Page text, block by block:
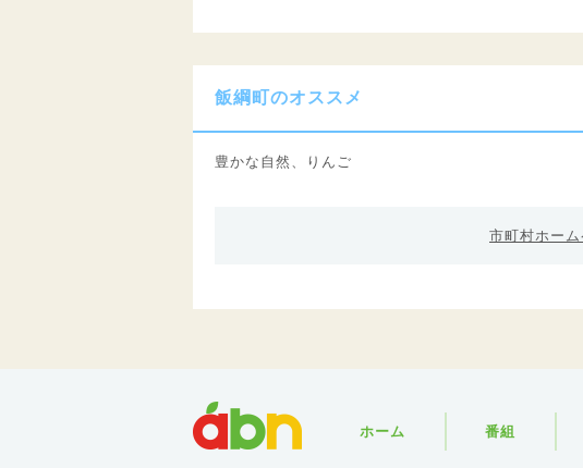
飯綱町のオススメ
豊かな自然、りんご
市町村ホーム
ホーム 番組